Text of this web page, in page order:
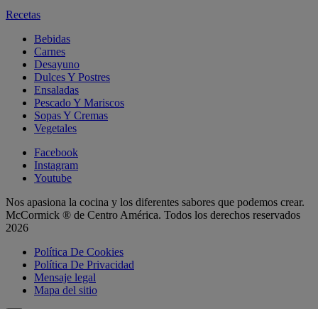
Recetas
Bebidas
Carnes
Desayuno
Dulces Y Postres
Ensaladas
Pescado Y Mariscos
Sopas Y Cremas
Vegetales
Facebook
Instagram
Youtube
Nos apasiona la cocina y los diferentes sabores que podemos crear.
McCormick ® de Centro América. Todos los derechos reservados
2026
Política De Cookies
Política De Privacidad
Mensaje legal
Mapa del sitio